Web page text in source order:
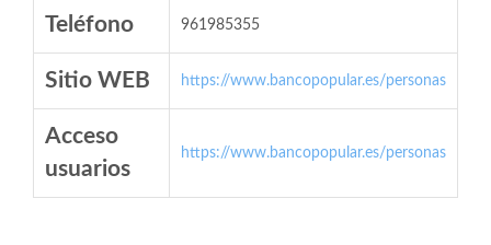
Teléfono 961985355
Sitio WEB https://www.bancopopular.es/personas
Acceso
usuarios
https://www.bancopopular.es/personas